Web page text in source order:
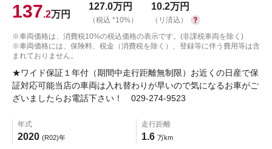
137.2万円
127.0万円
（税込 *10%）
10.2万円
（リ済込）
※車両価格は、消費税10%の税込価格の表示です。(非課税車両を除く)
※車両価格には、保険料、税金（消費税を除く）、登録等に伴う費用等は含
まれておりません。
★ワイド保証１年付（期間中走行距離無制限）お近くの日産で保
証対応可能当店の車両は入れ替わりが早いので気になるお車がご
ざいましたらお電話下さい！ 029-274-9523
年式
2020 (R02)年
走行距離
1.6 万km